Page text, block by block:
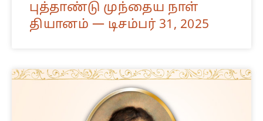
புத்தாண்டு முந்தைய நாள்
தியானம் — டிசம்பர் 31, 2025